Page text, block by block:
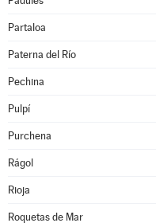
Partaloa
Paterna del Río
Pechina
Pulpí
Purchena
Rágol
Rioja
Roquetas de Mar